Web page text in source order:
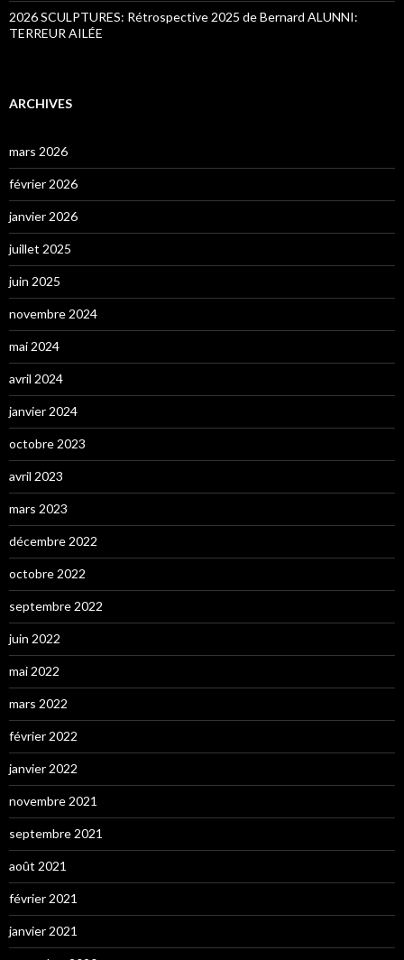
2026 SCULPTURES: Rétrospective 2025 de Bernard ALUNNI:
TERREUR AILÉE
ARCHIVES
mars 2026
février 2026
janvier 2026
juillet 2025
juin 2025
novembre 2024
mai 2024
avril 2024
janvier 2024
octobre 2023
avril 2023
mars 2023
décembre 2022
octobre 2022
septembre 2022
juin 2022
mai 2022
mars 2022
février 2022
janvier 2022
novembre 2021
septembre 2021
août 2021
février 2021
janvier 2021